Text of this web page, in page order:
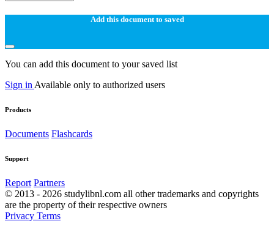
Add this document to saved
You can add this document to your saved list
Sign in Available only to authorized users
Products
Documents Flashcards
Support
Report Partners
© 2013 - 2026 studylibnl.com all other trademarks and copyrights
are the property of their respective owners
Privacy Terms